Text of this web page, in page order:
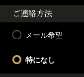
ご連絡方法
メール希望
特になし